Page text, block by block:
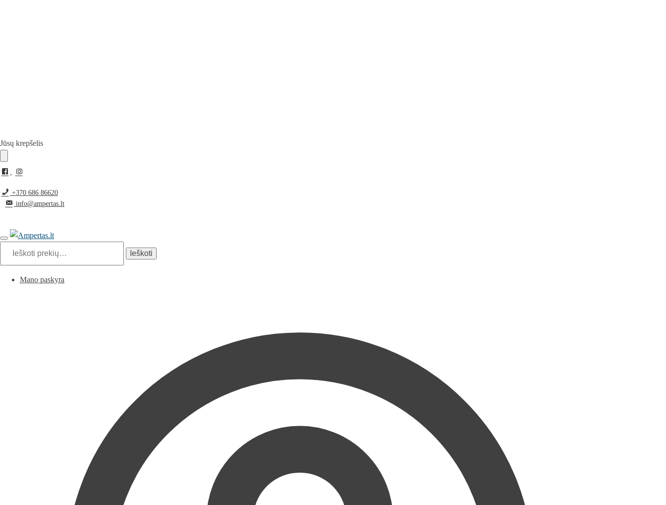
Pereiti
navigacijos
Pereiti
turinio
Jūsų krepšelis
+370 686 86620
info@ampertas.lt
Ieškoti
Mano paskyra